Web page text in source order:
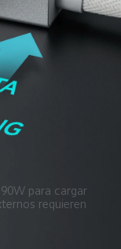
para cargar
requieren